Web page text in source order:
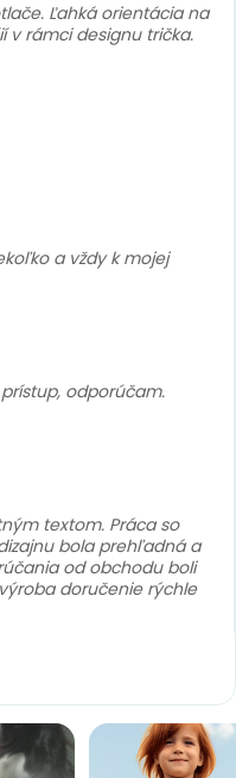
Ľahká orientácia na
v rámci designu trička.
a vždy k mojej
odporúčam.
textom. Práca so
bola prehľadná a
od obchodu boli
doručenie rýchle